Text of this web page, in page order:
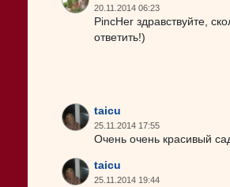
20.11.2014 06:23
PincHer здравствуйте,
ответить!)
taicu
25.11.2014 17:55
Очень очень красивый
taicu
25.11.2014 19:44